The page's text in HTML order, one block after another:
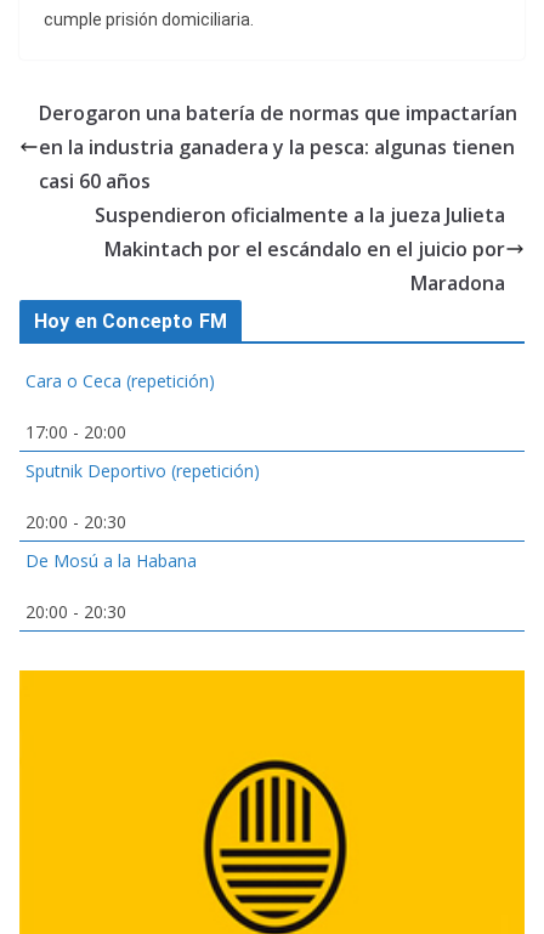
cumple prisión domiciliaria.
Derogaron una batería de normas que impactarían
en la industria ganadera y la pesca: algunas tienen
casi 60 años
Suspendieron oficialmente a la jueza Julieta
Makintach por el escándalo en el juicio por
Maradona
Hoy en Concepto FM
Cara o Ceca (repetición)
17:00 - 20:00
Sputnik Deportivo (repetición)
20:00 - 20:30
De Mosú a la Habana
20:00 - 20:30